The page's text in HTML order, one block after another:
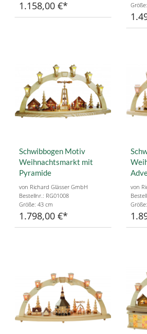
1.158,00 €
Schwibbogen Motiv
Weihnachtsmarkt mit
Pyramide
von Richard Glässer GmbH
Bestellnr.: RG01008
Größe: 43 cm
1.798,00 €
von